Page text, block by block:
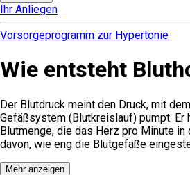
Ihr Anliegen
Vorsorgeprogramm zur Hypertonie
Wie entsteht
Der Blutdruck meint den Druck, mit
Gefäßsystem (Blutkreislauf) pumpt. Er
Blutmenge, die das Herz pro Minute in
davon, wie eng die Blutgefäße
Mehr anzeigen